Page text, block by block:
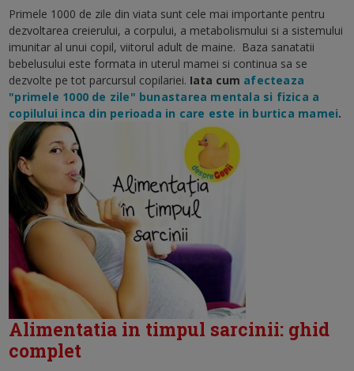
Primele 1000 de zile din viata sunt cele mai importante pentru
dezvoltarea creierului, a corpului, a metabolismului si a sistemului
imunitar al unui copil, viitorul adult de maine. Baza sanatatii
bebelusului este formata in uterul mamei si continua sa se
dezvolte pe tot parcursul copilariei. Iata cum afecteaza
"primele 1000 de zile" bunastarea mentala si fizica a
copilului inca din perioada in care este in burtica mamei.
Alimentatia in timpul sarcinii: ghid
complet